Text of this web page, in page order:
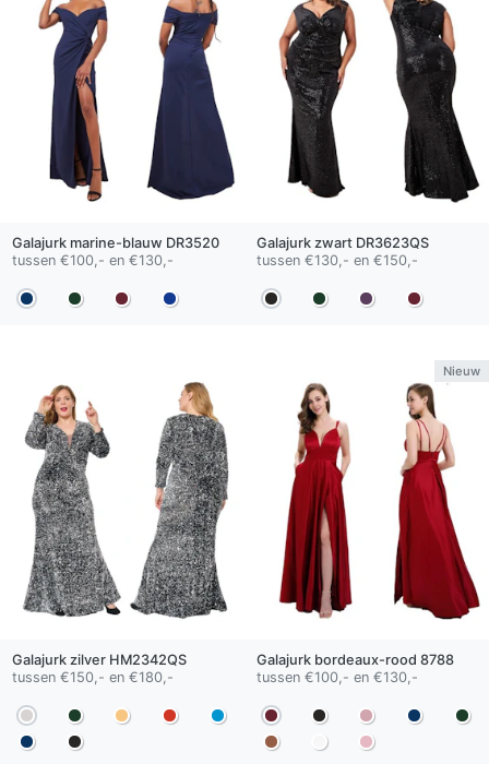
Galajurk marine-blauw DR3520
tussen €100,- en €130,-
Galajurk zwartDR3623QS
tussen €130,- en €150,-
Galajurk zilverHM2342QS
tussen €150,- en €180,-
Nieuw
Galajurk bordeaux-rood 8788
tussen €100,- en €130,-